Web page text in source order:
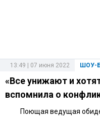
ШОУ-
13:49 | 07 июня 2022
«Все унижают и
вспомнила о
Поющая ведущая